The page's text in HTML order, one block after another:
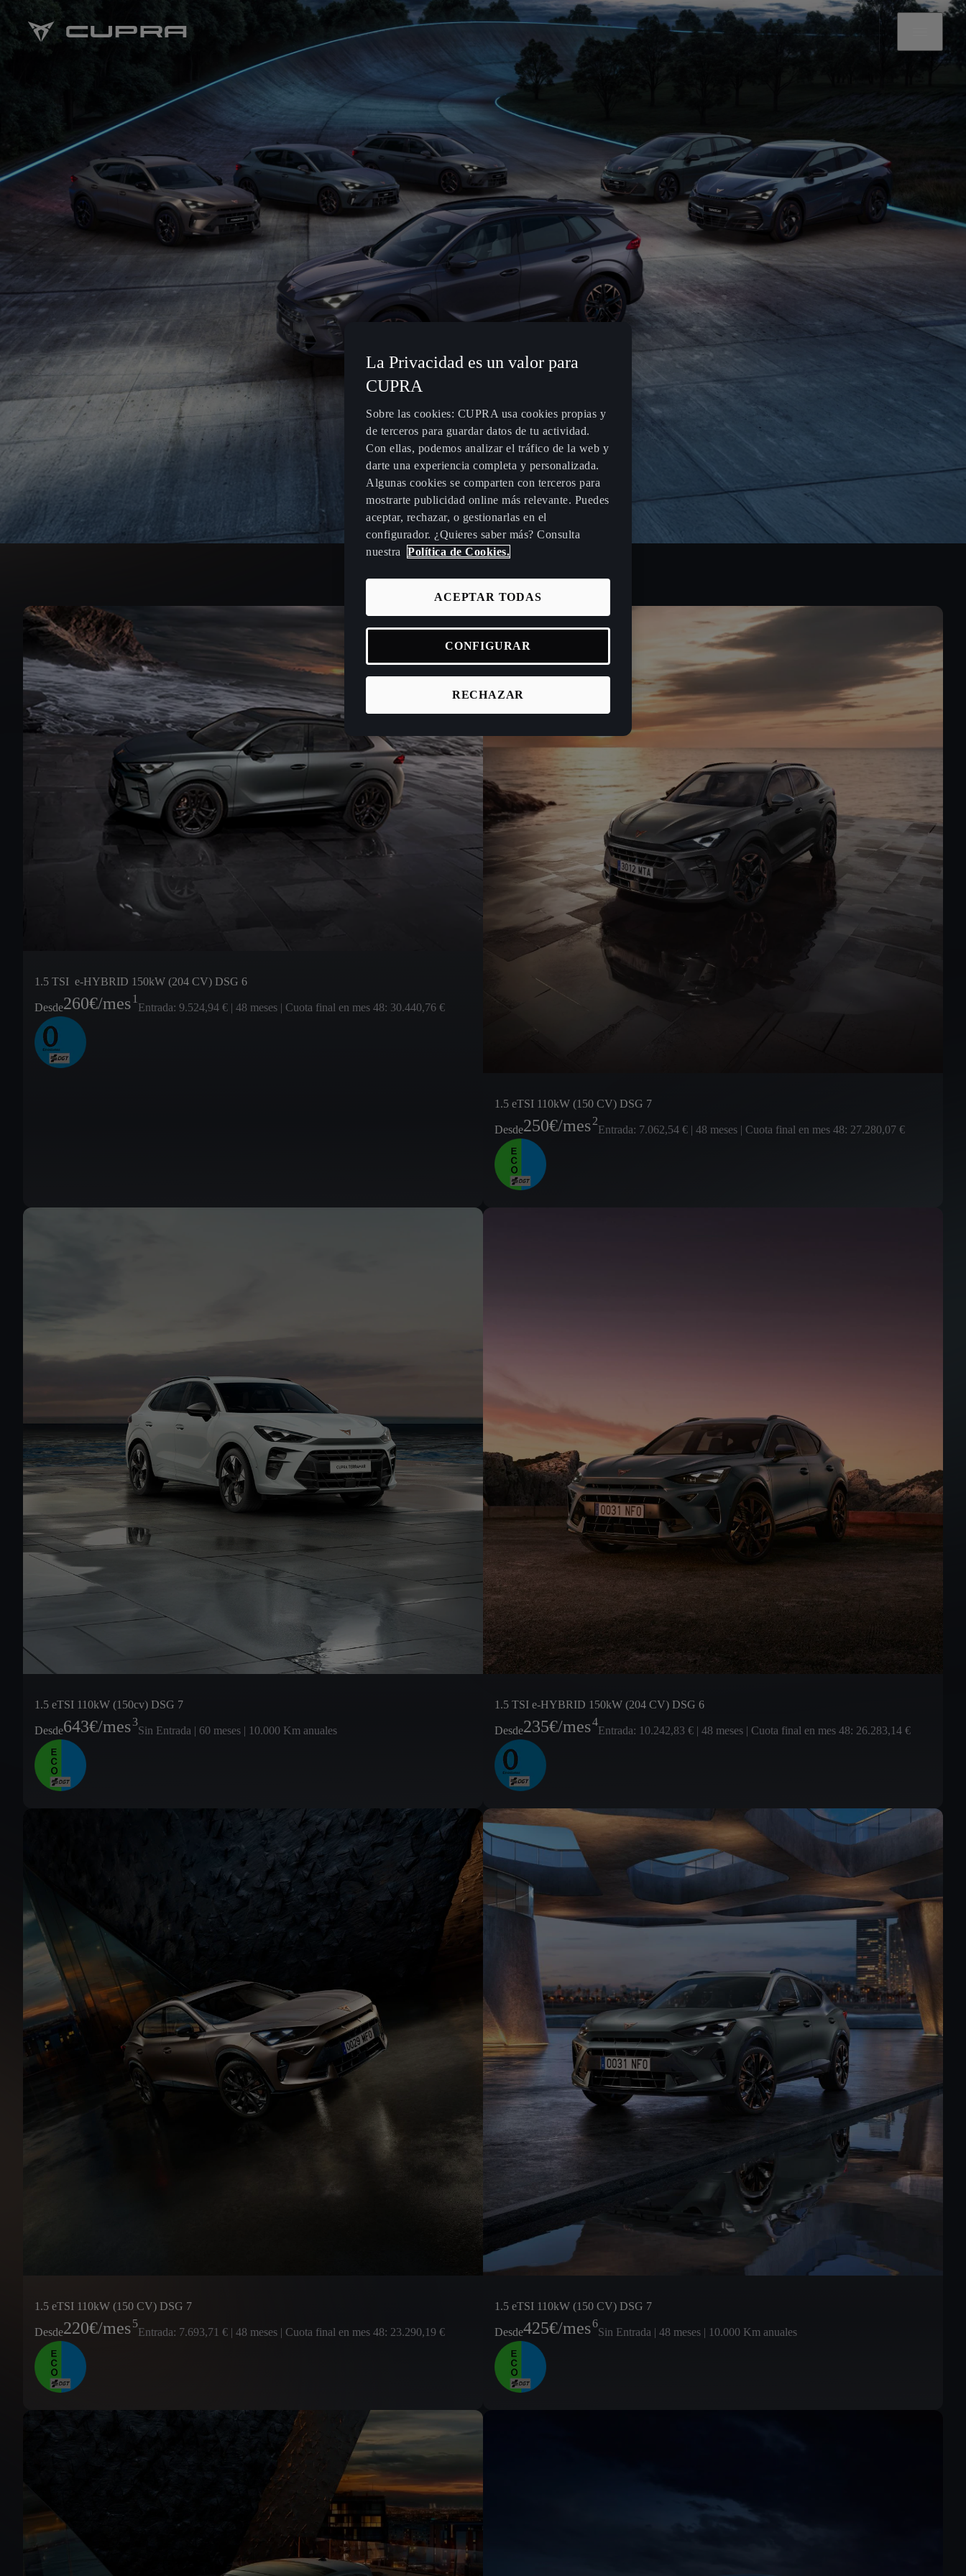
1.5 TSI e-HYBRID 150kW (204 CV) DSG 6
Desde260€/mes1
Entrada: 9.524,94 € | 48 meses | Cuota final en mes 48: 30.440,76 €
1.5 eTSI 110kW (150 CV) DSG 7
Desde250€/mes2
Entrada: 7.062,54 € | 48 meses | Cuota final en mes 48: 27.280,07 €
1.5 eTSI 110kW (150cv) DSG 7
Desde643€/mes3
Sin Entrada | 60 meses | 10.000 Km anuales
1.5 TSI e-HYBRID 150kW (204 CV) DSG 6
Desde235€/mes4
Entrada: 10.242,83 € | 48 meses | Cuota final en mes 48: 26.283,14 €
1.5 eTSI 110kW (150 CV) DSG 7
Desde220€/mes5
Entrada: 7.693,71 € | 48 meses | Cuota final en mes 48: 23.290,19 €
1.5 eTSI 110kW (150 CV) DSG 7
Desde425€/mes6
Sin Entrada | 48 meses | 10.000 Km anuales
La Privacidad es un valor para
CUPRA
Sobre las cookies: CUPRA usa cookies propias y
de terceros para guardar datos de tu actividad.
Con ellas, podemos analizar el tráfico de la web y
darte una experiencia completa y personalizada.
Algunas cookies se comparten con terceros para
mostrarte publicidad online más relevante. Puedes
aceptar, rechazar, o gestionarlas en el
configurador. ¿Quieres saber más? Consulta
nuestra
Política de Cookies.
RECHAZAR
ACEPTAR TODAS
CONFIGURAR